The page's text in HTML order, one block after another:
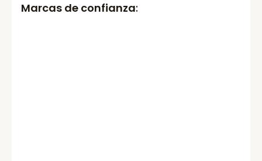
Marcas de confianza: